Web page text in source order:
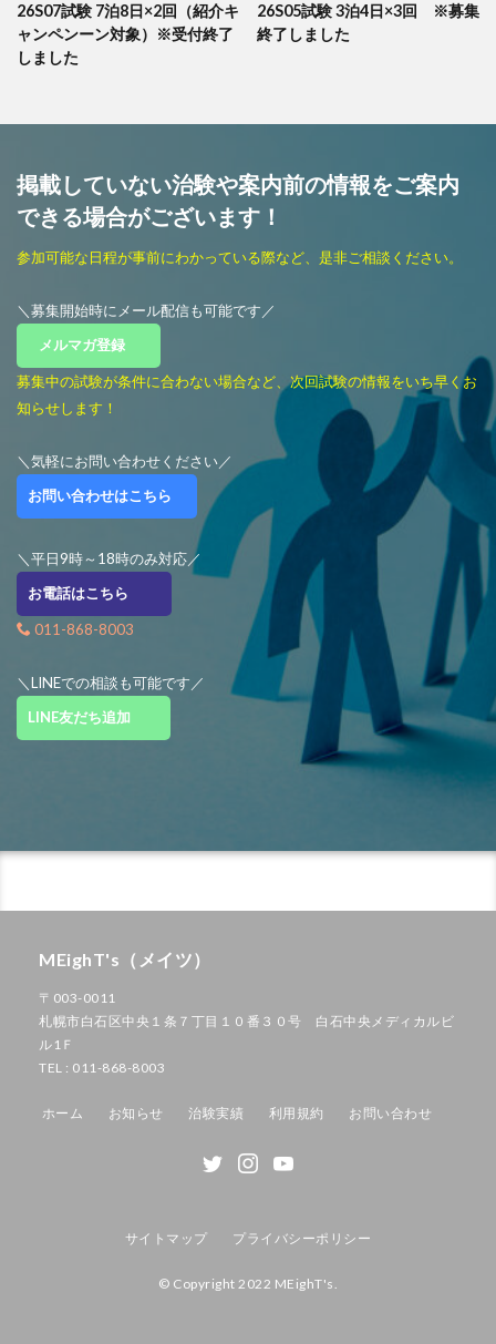
26S07試験 7泊8日×2回（紹介キ
ャンペンーン対象）※受付終了
しました
26S05試験 3泊4日×3回 ※募集
終了しました
掲載していない治験や案内前の情報をご案内
できる場合がございます！
参加可能な日程が事前にわかっている際など、是非ご相談ください。
＼募集開始時にメール配信も可能です／
メルマガ登録
募集中の試験が条件に合わない場合など、次回試験の情報をいち早くお
知らせします！
＼気軽にお問い合わせください／
お問い合わせはこちら
＼平日9時～18時のみ対応／
お電話はこちら
011-868-8003
＼LINEでの相談も可能です／
LINE友だち追加
MEighT's（メイツ）
〒003-0011
札幌市白石区中央１条７丁目１０番３０号 白石中央メディカルビ
ル1Ｆ
TEL : 011-868-8003
ホーム お知らせ 治験実績 利用規約 お問い合わせ
サイトマップ プライバシーポリシー
© Copyright 2022 MEighT's.